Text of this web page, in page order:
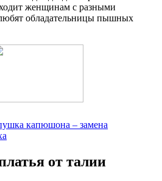
женщинам с разными
обладательницы пышных
капюшона – замена
от талии